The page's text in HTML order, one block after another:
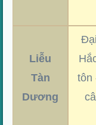
Liễu
Tàn
Dương
tôn